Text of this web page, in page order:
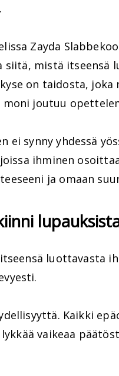
Zayda
siitä, mistä itseensä
on taidosta,
joutuu
ei synny yhdessä
ihminen
ja omaan
luottavasta
Kaikki
vaikeaa